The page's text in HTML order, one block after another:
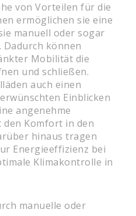
von Vorteilen für die
ermöglichen sie eine
manuell oder sogar
können
Mobilität die
und schließen.
auch einen
Einblicken
angenehme
Komfort in den
hinaus tragen
Energieeffizienz bei
Klimakontrolle in
manuelle oder